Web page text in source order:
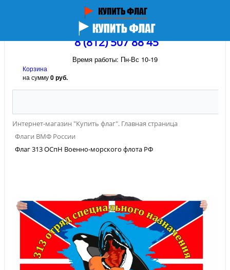
8 (812) 507 88 45
Время работы: Пн-Вс 10-19
Корзина
на сумму0 руб.
Интернет-магазин "Купить флаг". Главная страница
Флаги ВМФ России
Флаг 313 ОСпН Военно-морского флота РФ